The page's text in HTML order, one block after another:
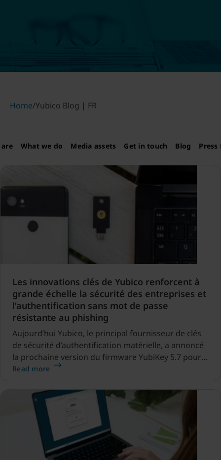
Home/Yubico Blog | FR
What we do Media assets Get in touch Blog Press
Les innovations clés de Yubico renforcent à
grande échelle la sécurité des entreprises et
l’authentification sans mot de passe
résistante au phishing
Aujourd’hui Yubico, le principal fournisseur de clés
de sécurité d’authentification matérielle, a annoncé
la prochaine version du firmware YubiKey 5.7 pour
YubiKey 5 Series, Security Key Series et Security Key
Read more